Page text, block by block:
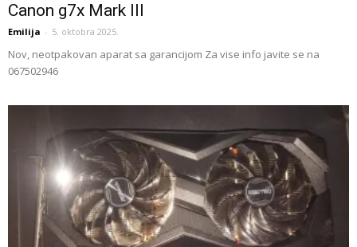
Canon g7x Mark III
Emilija - 5. oktobra 2025.
Nov, neotpakovan aparat sa garancijom Za vise info javite se na
067502946